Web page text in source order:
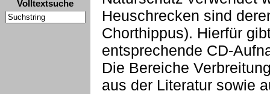
Volltextsuche
Heuschrecken sind
Chorthippus). Hierfür
entsprechende CD-
Die Bereiche
aus der Literatur sowie